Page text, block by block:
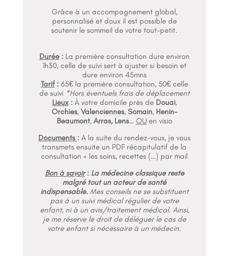
Grâce à un accompagnement global,
personnalisé et doux il est possible de
soutenir le sommeil de votre tout-petit.
Durée:La première consultation dure environ
1h30, celle de suivi sert à ajuster si besoin et
dure environ 45mns
Tarif:65€ la première consultation, 50€ celle
de suivi *Hors éventuels frais de déplacement
Lieux:À votre domicile près de Douai,
Orchies, Valenciennes, Somain, Henin-
Beaumont, Arras, Lens… OUen visio
Documents :A la suite du rendez-vous, je vous
transmets ensuite un PDF récapitulatif de la
consultation + les soins, recettes (…) par mail
Bon à savoir: La médecine classique reste
malgré tout un acteur de santé
indispensable. Mes conseils ne se substituent
pas à un suivi médical régulier de votre
enfant, ni à un avis/traitement médical. Ainsi,
je me réserve le droit de déléguer le cas de
votre enfant si nécessaire à un médecin.